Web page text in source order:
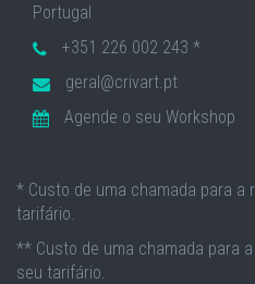
Portugal
+351 226 002 243 *
geral@crivart.pt
Agende o seu Workshop
* Custo de uma chamada para a
tarifário.
** Custo de uma chamada para
seu tarifário.